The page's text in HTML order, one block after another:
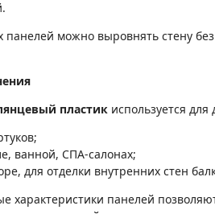
можно выровнять стену
пластик используется
ванной, СПА-салонах;
для отделки внутренних стен
характеристики панелей